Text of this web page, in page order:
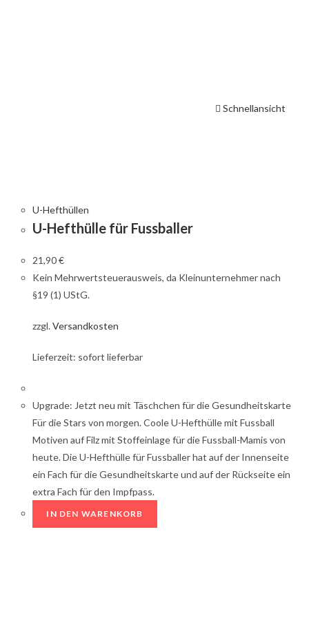
Schnellansicht
U-Hefthüllen
U-Hefthülle für Fussballer
21,90€
Kein Mehrwertsteuerausweis, da Kleinunternehmer nach
§19 (1) UStG.
zzgl.Versandkosten
Lieferzeit: sofort lieferbar
Upgrade: Jetzt neu mit Täschchen für die Gesundheitskarte
Für die Stars von morgen. Coole U-Hefthülle mit Fussball
Motiven auf Filz mit Stoffeinlage für die Fussball-Mamis von
heute. Die U-Hefthülle für Fussballer hat auf der Innenseite
ein Fach für die Gesundheitskarte und auf der Rückseite ein
extra Fach für den Impfpass.
IN DEN WARENKORB